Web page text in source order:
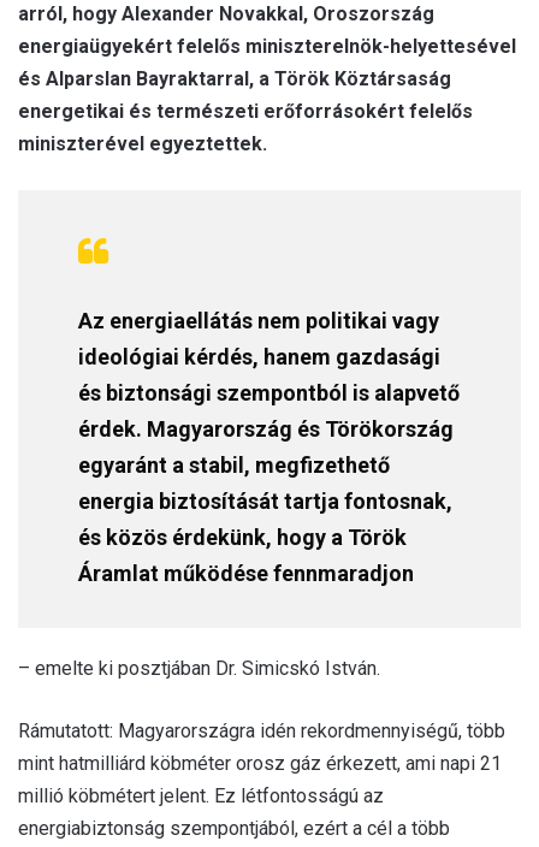
arról, hogy Alexander Novakkal, Oroszország
energiaügyekért felelős miniszterelnök-helyettesével
és Alparslan Bayraktarral, a Török Köztársaság
energetikai és természeti erőforrásokért felelős
miniszterével egyeztettek.
Az energiaellátás nem politikai vagy
ideológiai kérdés, hanem gazdasági
és biztonsági szempontból is alapvető
érdek. Magyarország és Törökország
egyaránt a stabil, megfizethető
energia biztosítását tartja fontosnak,
és közös érdekünk, hogy a Török
Áramlat működése fennmaradjon
– emelte ki posztjában Dr. Simicskó István.
Rámutatott: Magyarországra idén rekordmennyiségű, több
mint hatmilliárd köbméter orosz gáz érkezett, ami napi 21
millió köbmétert jelent. Ez létfontosságú az
energiabiztonság szempontjából, ezért a cél a több